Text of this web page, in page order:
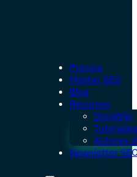
Precios
Máster SEO
Blog
Recursos
DinoWiki
Tutoriales
Autores
Newsletter